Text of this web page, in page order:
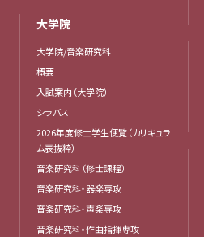
大学院
大学院/音楽研究科
概要
入試案内（大学院）
シラバス
2026年度修士学生便覧（カリキュラ
ム表抜粋）
音楽研究科（修士課程）
音楽研究科・器楽専攻
音楽研究科・声楽専攻
音楽研究科・作曲指揮専攻